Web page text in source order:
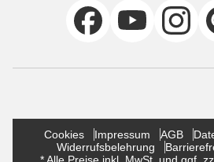
Cookies Impressum AGB
Widerrufsbelehrung